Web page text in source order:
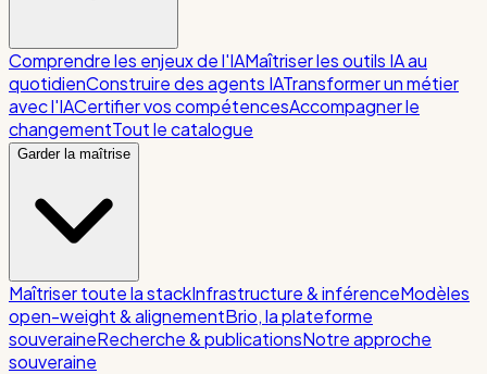
Comprendre les enjeux de l'IAMaîtriser les outils IA au
quotidienConstruire des agents IATransformer un métier
avec l'IACertifier vos compétencesAccompagner le
changementTout le catalogue
Garder la maîtrise
Maîtriser toute la stackInfrastructure & inférenceModèles
open-weight & alignementBrio, la plateforme
souveraineRecherche & publicationsNotre approche
souveraine